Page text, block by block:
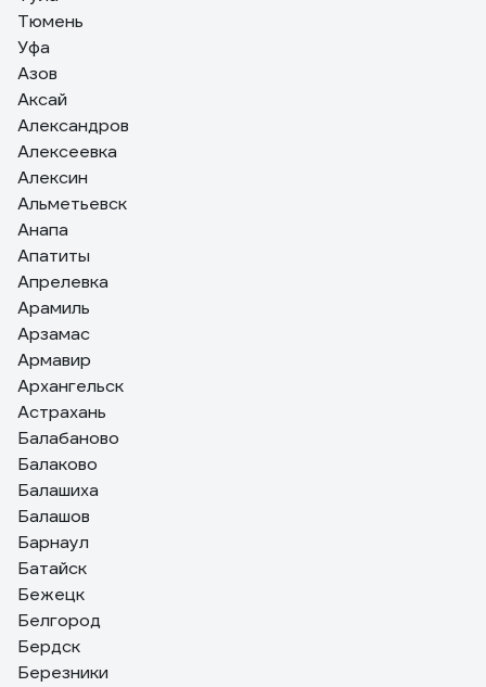
более, чем на 70%, т.е. до 1.5А (17Вт). Кому надо два
ампера - берите модель на 36Вт.
Тюмень
Уфа
Азов
Аксай
Александров
Алексеевка
Алексин
Альметьевск
Анапа
Апатиты
Апрелевка
Арамиль
Арзамас
Армавир
Архангельск
Астрахань
Балабаново
Балаково
Балашиха
Балашов
Барнаул
Батайск
Бежецк
Белгород
Бердск
Березники